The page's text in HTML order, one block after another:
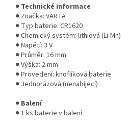
● Technické informace
● Značka: VARTA
● Typ baterie: CR1620
● Chemický systém: lithiová (Li-Mn)
● Napětí: 3 V
● Průměr: 16 mm
● Výška: 2 mm
● Provedení: knoflíková baterie
● Jednorázová (nenabíjecí)
● Balení
● 1 ks baterie v balení